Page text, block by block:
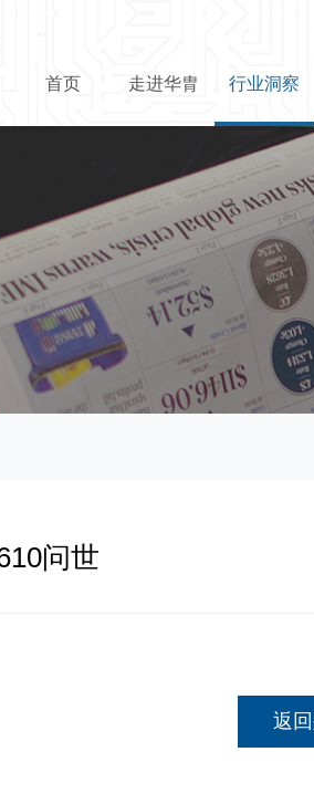
首页 走进华胄 行业洞察
问世
返